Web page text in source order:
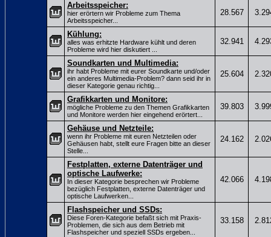
Arbeitsspeicher:
hier erörtern wir Probleme zum Thema
Arbeitsspeicher...
28.567
Kühlung:
alles was erhitzte Hardware kühlt und deren
Probleme wird hier diskutiert ...
32.941
Soundkarten und Multimedia:
ihr habt Probleme mit eurer Soundkarte und/oder
ein anderes Multimedia-Problem? dann seid ihr in
dieser Kategorie genau richtig...
25.604
Grafikkarten und Monitore:
mögliche Probleme zu den Themen Grafikkarten
und Monitore werden hier eingehend erörtert...
39.803
Gehäuse und Netzteile:
wenn ihr Probleme mit euren Netzteilen oder
Gehäusen habt, stellt eure Fragen bitte an dieser
Stelle...
24.162
Festplatten, externe Datenträger und
optische Laufwerke:
In dieser Kategorie besprechen wir Probleme
bezüglich Festplatten, externe Datenträger und
optische Laufwerken...
42.066
Flashspeicher und SSDs:
Diese Foren-Kategorie befaßt sich mit Praxis-
Problemen, die sich aus dem Betrieb mit
Flashspeicher und speziell SSDs ergeben...
33.158